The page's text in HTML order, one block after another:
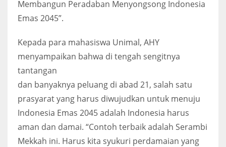
Membangun Peradaban Menyongsong Indonesia
Emas 2045”.
Kepada para mahasiswa Unimal, AHY
menyampaikan bahwa di tengah sengitnya
tantangan
dan banyaknya peluang di abad 21, salah satu
prasyarat yang harus diwujudkan untuk menuju
Indonesia Emas 2045 adalah Indonesia harus
aman dan damai. “Contoh terbaik adalah Serambi
Mekkah ini. Harus kita syukuri perdamaian yang